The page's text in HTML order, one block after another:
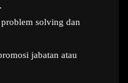
solving dan
jabatan atau